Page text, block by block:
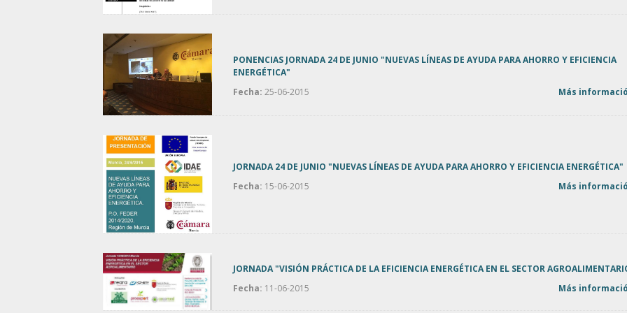
PONENCIAS JORNADA 24 DE JUNIO "NUEVAS LÍNEAS DE AYUDA PARA AHORRO Y EFICIENCIA
ENERGÉTICA"
Fecha: 25-06-2015 Más
JORNADA 24 DE JUNIO "NUEVAS LÍNEAS DE AYUDA PARA AHORRO Y EFICIENCIA ENERGÉTICA"
Fecha: 15-06-2015 Más
JORNADA "VISIÓN PRÁCTICA DE LA EFICIENCIA ENERGÉTICA EN EL SECTOR
Fecha: 11-06-2015 Más